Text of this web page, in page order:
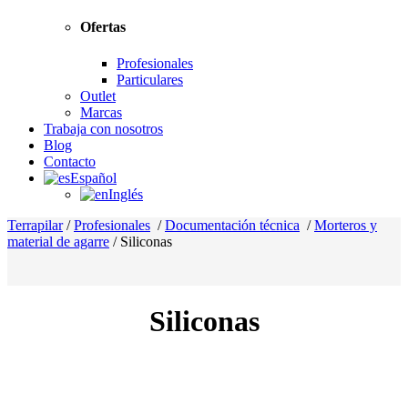
Ofertas
Profesionales
Particulares
Outlet
Marcas
Trabaja con nosotros
Blog
Contacto
Español
Inglés
Terrapilar/Profesionales /Documentación técnica /Morteros y
material de agarre / Siliconas
Siliconas